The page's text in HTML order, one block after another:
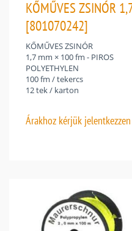
KŐMŰVES ZSINÓR
[801070242]
KŐMŰVES ZSINÓR
1,7 mm × 100 fm - PIROS
POLYETHYLEN
100 fm / tekercs
12 tek / karton
Árakhoz kérjük